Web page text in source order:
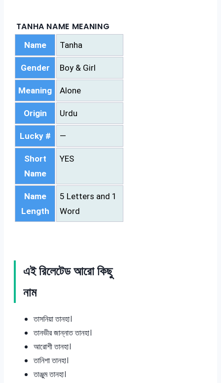
TANHA NAME MEANING
Name Tanha
Gender Boy & Girl
Meaning Alone
Origin Urdu
Lucky # —
Short
Name
YES
Name
Length
5 Letters and 1
Word
এই রিলেটেড আরো কিছু
নাম
তাসনিয়া তানহা।
তানভীর জান্নাত তানহা।
আরোশী তানহা।
তানিশা তানহা।
তাঞ্জুম তানহা।